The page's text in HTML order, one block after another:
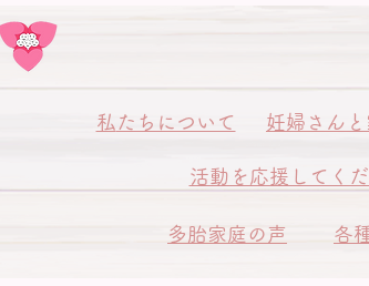
私 たちについて 妊婦さん
活動を応援してく
多胎家庭の声 各